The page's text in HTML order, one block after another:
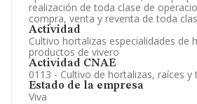
realización de toda clase de
compra, venta y reventa de toda
Actividad
Cultivo hortalizas especialidades de
productos de vivero
Actividad CNAE
0113 - Cultivo de hortalizas, raíces y
Estado de la empresa
Viva